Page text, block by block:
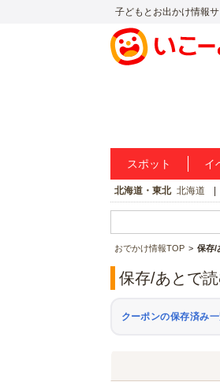
子どもとお出かけ情報
スポット イ
北海道・東北 北海道
おでかけ情報TOP 保存/
保存/あとで
クーポンの保存済み